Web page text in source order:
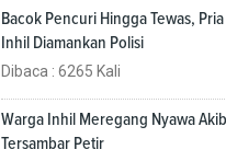
Bacok Pencuri Hingga Tewas,
Inhil Diamankan Polisi
Dibaca : 6265 Kali
Warga Inhil Meregang Nyawa
Tersambar Petir